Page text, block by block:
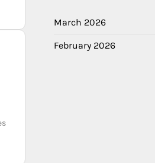
March 2026
February 2026